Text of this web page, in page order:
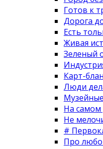
Готов к
Дорога
Есть
Живая
Зеленый
Карт-
Люди
На самом
Не
#
Про